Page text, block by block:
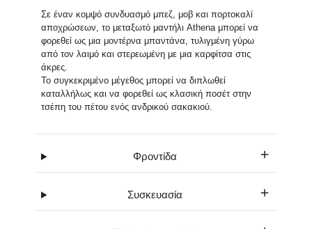
Σε έναν κομψό συνδυασμό μπεζ, μοβ και πορτοκαλί
αποχρώσεων, το μεταξωτό μαντήλι Athena μπορεί να
φορεθεί ως μια μοντέρνα μπαντάνα, τυλιγμένη γύρω
από τον λαιμό και στερεωμένη με μια καρφίτσα στις
άκρες.
Το συγκεκριμένο μέγεθος μπορεί να διπλωθεί
καταλλήλως και να φορεθεί ως κλασική ποσέτ στην
τσέπη του πέτου ενός ανδρικού σακακιού.
Φροντίδα
Συσκευασία